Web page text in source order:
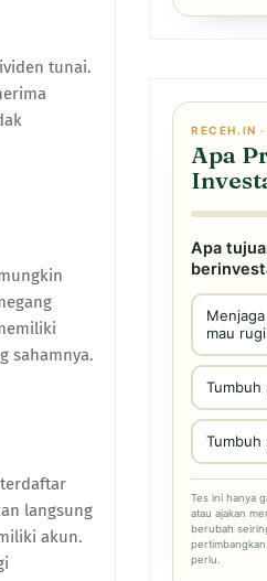
tunai.
sahamnya.
langsung
akun.
RECEH.IN
Apa
Apa
mau rugi
Tumbuh
Tumbuh
Tes ini hanya
atau ajakan
berubah
perlu.